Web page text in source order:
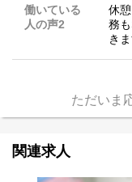
働いている
人の声2
休
務
きま
ただいま
関連求人